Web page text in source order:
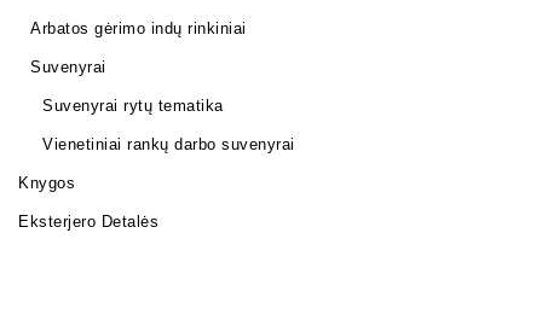
Arbatos gėrimo indų rinkiniai
Suvenyrai
Suvenyrai rytų tematika
Vienetiniai rankų darbo suvenyrai
Knygos
Eksterjero Detalės